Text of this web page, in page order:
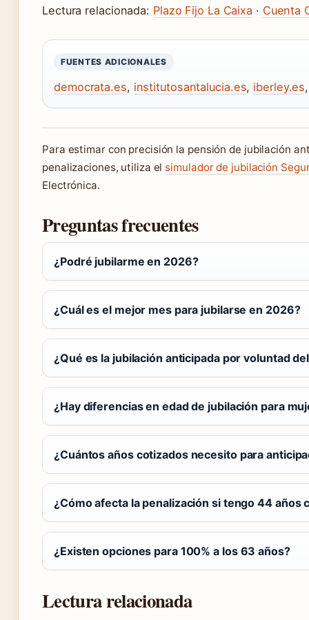
Lectura relacionada: Plazo Fijo La Caixa · Cuenta
FUENTES ADICIONALES
democrata.es, institutosantalucia.es, iberley.es
Para estimar con precisión la pensión de jubilación
penalizaciones, utiliza el simulador de jubilación
Electrónica.
Preguntas frecuentes
¿Podré jubilarme en 2026?
¿Cuál es el mejor mes para jubilarse en 2026?
¿Qué es la jubilación anticipada por voluntad
¿Hay diferencias en edad de jubilación para
¿Cuántos años cotizados necesito para
¿Cómo afecta la penalización si tengo 44 años
¿Existen opciones para 100% a los 63 años?
Lectura relacionada